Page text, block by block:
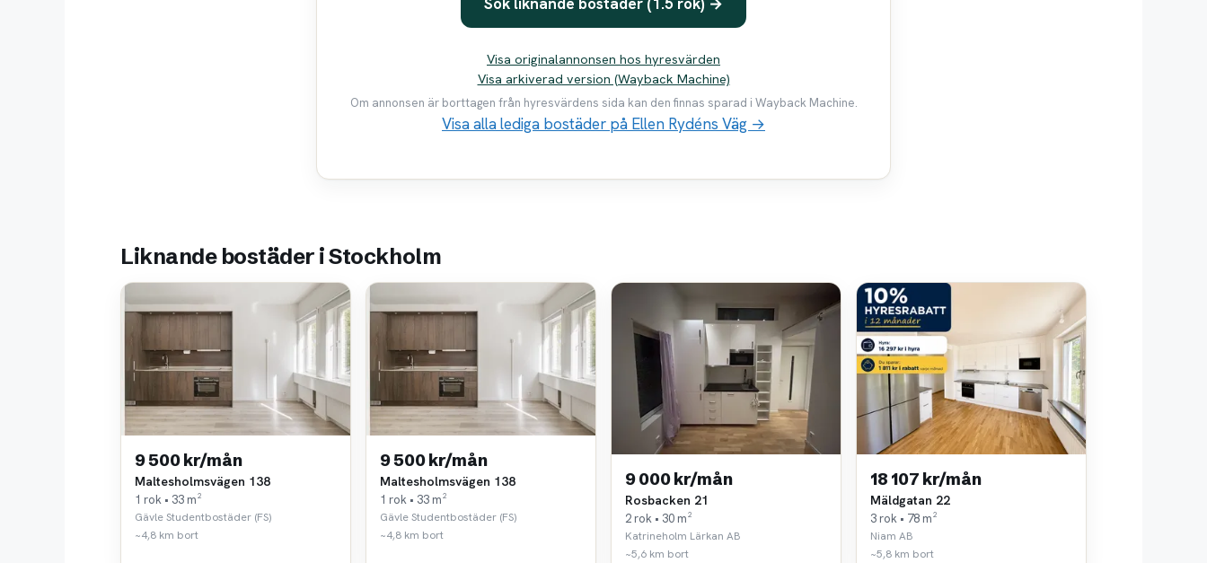
Visa originalannonsen hos hyresvärden
Visa arkiverad version (Wayback Machine)
Om annonsen är borttagen från hyresvärdens sida kan den finnas sparad i Wayback Machine.
Visa alla lediga bostäder på Ellen Rydéns Väg →
Liknande bostäder i Stockholm
9 500 kr/mån
Maltesholmsvägen 138
1 rok • 33 m²
Gävle Studentbostäder (FS)
~4,8 km bort
9 500 kr/mån
Maltesholmsvägen 138
1 rok • 33 m²
Gävle Studentbostäder (FS)
~4,8 km bort
9 000 kr/mån
Rosbacken 21
2 rok • 30 m²
Katrineholm Lärkan AB
~5,6 km bort
18 107 kr/mån
Mäldgatan 22
3 rok • 78 m²
Niam AB
~5,8 km bort